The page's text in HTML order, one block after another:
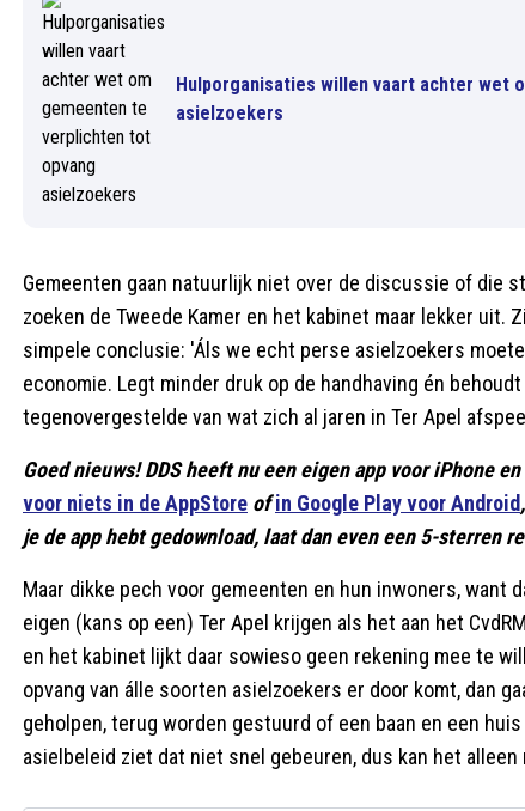
Hulporganisaties willen vaart achter wet
asielzoekers
Gemeenten gaan natuurlijk niet over de discussie of die
zoeken de Tweede Kamer en het kabinet maar lekker
simpele conclusie: 'Áls we echt perse asielzoekers
economie. Legt minder druk op de handhaving én
tegenovergestelde van wat zich al jaren in Ter Apel
Goed nieuws! DDS heeft nu een eigen app voor iPhone
voor niets in de AppStore ofin Google Play voor Android
je de app hebt gedownload, laat dan even een 5-sterren
Maar dikke pech voor gemeenten en hun inwoners, want
eigen (kans op een) Ter Apel krijgen als het aan het
en het kabinet lijkt daar sowieso geen rekening mee te
opvang van álle soorten asielzoekers er door komt, dan
geholpen, terug worden gestuurd of een baan en een
asielbeleid ziet dat niet snel gebeuren, dus kan het alleen